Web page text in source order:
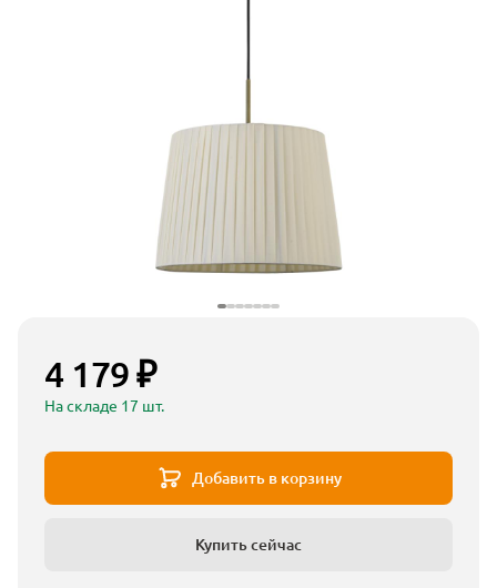
4 179 ₽
На складе 17 шт.
Добавить в корзину
Купить сейчас